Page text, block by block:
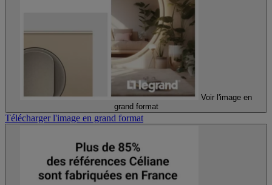
Voir l'image en
grand format
Télécharger l'image en grand format